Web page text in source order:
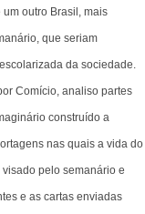
outro Brasil, mais
que seriam
da sociedade.
Comício, analiso partes
construído a
nas quais a vida do
visado pelo semanário e
e as cartas enviadas